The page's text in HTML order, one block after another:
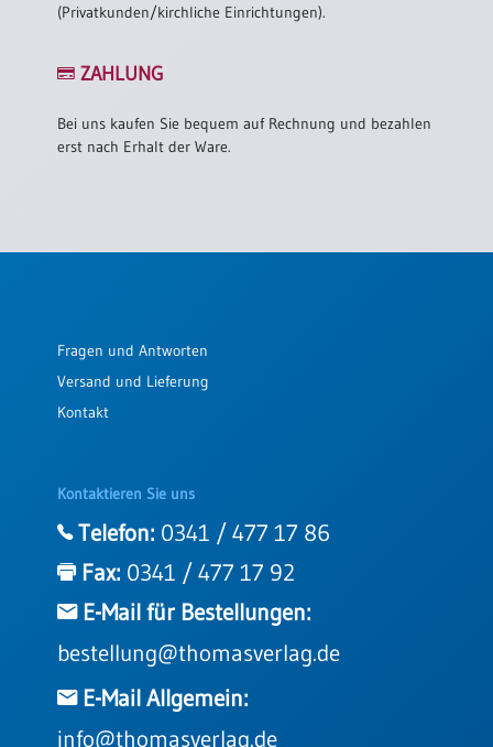
(Privatkunden/kirchliche Einrichtungen).
ZAHLUNG
Bei uns kaufen Sie bequem auf Rechnung und bezahlen
erst nach Erhalt der Ware.
Fragen und Antworten
Versand und Lieferung
Kontakt
Kontaktieren Sie uns
Telefon: 0341 / 477 17 86
Fax: 0341 / 477 17 92
E-Mail für Bestellungen:
bestellung@thomasverlag.de
E-Mail Allgemein:
info@thomasverlag.de